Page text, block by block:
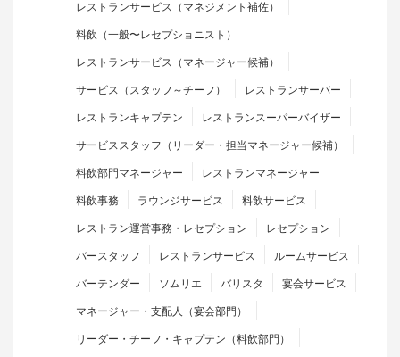
レストランサービス（マネジメント補佐）
料飲（一般〜レセプショニスト）
レストランサービス（マネージャー候補）
サービス（スタッフ～チーフ）
レストランサーバー
レストランキャプテン
レストランスーパーバイザー
サービススタッフ（リーダー・担当マネージャー候補）
料飲部門マネージャー
レストランマネージャー
料飲事務
ラウンジサービス
料飲サービス
レストラン運営事務・レセプション
レセプション
バースタッフ
レストランサービス
ルームサービス
バーテンダー
ソムリエ バリスタ
宴会サービス
マネージャー・支配人（宴会部門）
リーダー・チーフ・キャプテン（料飲部門）